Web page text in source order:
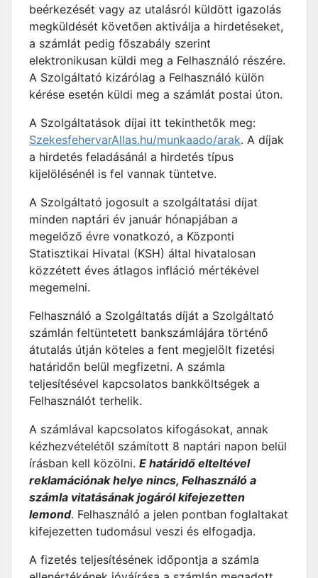
beérkezését vagy az utalásról küldött igazolás
megküldését követően aktiválja a hirdetéseket,
a számlát pedig főszabály szerint
elektronikusan küldi meg a Felhasználó részére.
A Szolgáltató kizárólag a Felhasználó külön
kérése esetén küldi meg a számlát postai úton.
A Szolgáltatások díjai itt tekinthetők meg:
SzekesfehervarAllas.hu/munkaado/arak. A díjak
a hirdetés feladásánál a hirdetés típus
kijelölésénél is fel vannak tüntetve.
A Szolgáltató jogosult a szolgáltatási díjat
minden naptári év január hónapjában a
megelőző évre vonatkozó, a Központi
Statisztikai Hivatal (KSH) által hivatalosan
közzétett éves átlagos infláció mértékével
megemelni.
Felhasználó a Szolgáltatás díját a Szolgáltató
számlán feltüntetett bankszámlájára történő
átutalás útján köteles a fent megjelölt fizetési
határidőn belül megfizetni. A számla
teljesítésével kapcsolatos bankköltségek a
Felhasználót terhelik.
A számlával kapcsolatos kifogásokat, annak
kézhezvételétől számított 8 naptári napon belül
írásban kell közölni. E határidő elteltével
reklamációnak helye nincs, Felhasználó a
számla vitatásának jogáról kifejezetten
lemond. Felhasználó a jelen pontban foglaltakat
kifejezetten tudomásul veszi és elfogadja.
A fizetés teljesítésének időpontja a számla